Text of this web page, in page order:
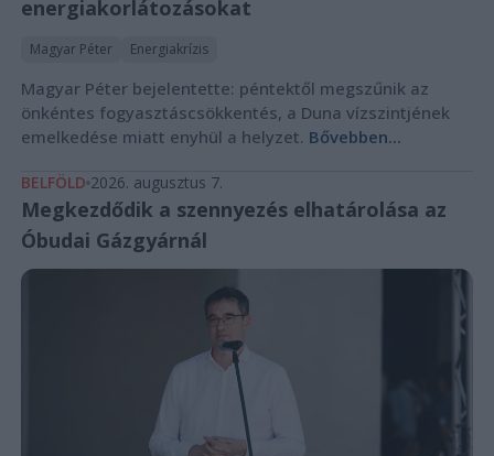
energiakorlátozásokat
Magyar Péter Energiakrízis
Magyar Péter bejelentette: péntektől megszűnik az
önkéntes fogyasztáscsökkentés, a Duna vízszintjének
emelkedése miatt enyhül a helyzet. Bővebben...
BELFÖLD 2026. augusztus 7.
Megkezdődik a szennyezés elhatárolása az
Óbudai Gázgyárnál